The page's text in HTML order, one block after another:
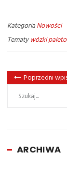
KategoriaNowości
Tematywózki
Poprzedni
ARCHIWA